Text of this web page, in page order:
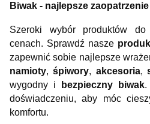
Biwak - naj lepsze zaopatrzenie
Szeroki wybórproduktów do
cenach. Sprawdź naszeprodu k
zapewnić sobie naj lepszewraż
namioty, śpiwory, akcesoria,
wygodny i bezpieczny biwak.
doświadczeniu, aby móccies
komfortu.